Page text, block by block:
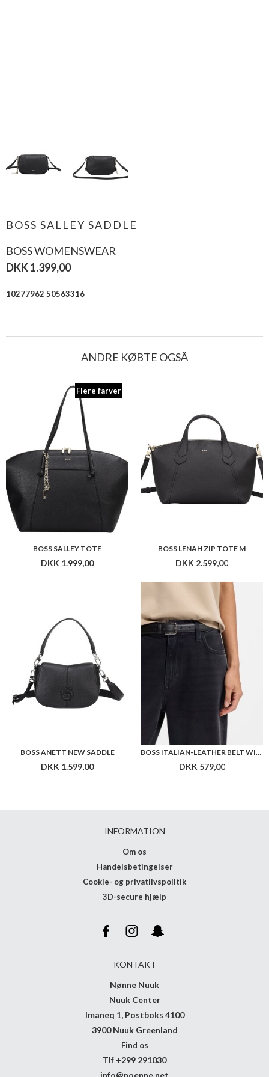
BOSS SALLEY SADDLE
BOSS WOMENSWEAR
DKK 1.399,00
10277962 50563316
ANDRE KØBTE OGSÅ
Flere farver
BOSS SALLEY TOTE
DKK 1.999,00
BOSS LENAH ZIP TOTE M
DKK 2.599,00
BOSS ANETT NEW SADDLE
DKK 1.599,00
BOSS ITALIAN-LEATHER BELT WITH PIN BUCKLE
DKK 579,00
INFORMATION
Om os
Handelsbetingelser
Cookie- og privatlivspolitik
3D-secure hjælp
KONTAKT
Nønne Nuuk
Nuuk Center
Imaneq 1, Postboks 4100
3900 Nuuk Greenland
Find os
Tlf +299 291030